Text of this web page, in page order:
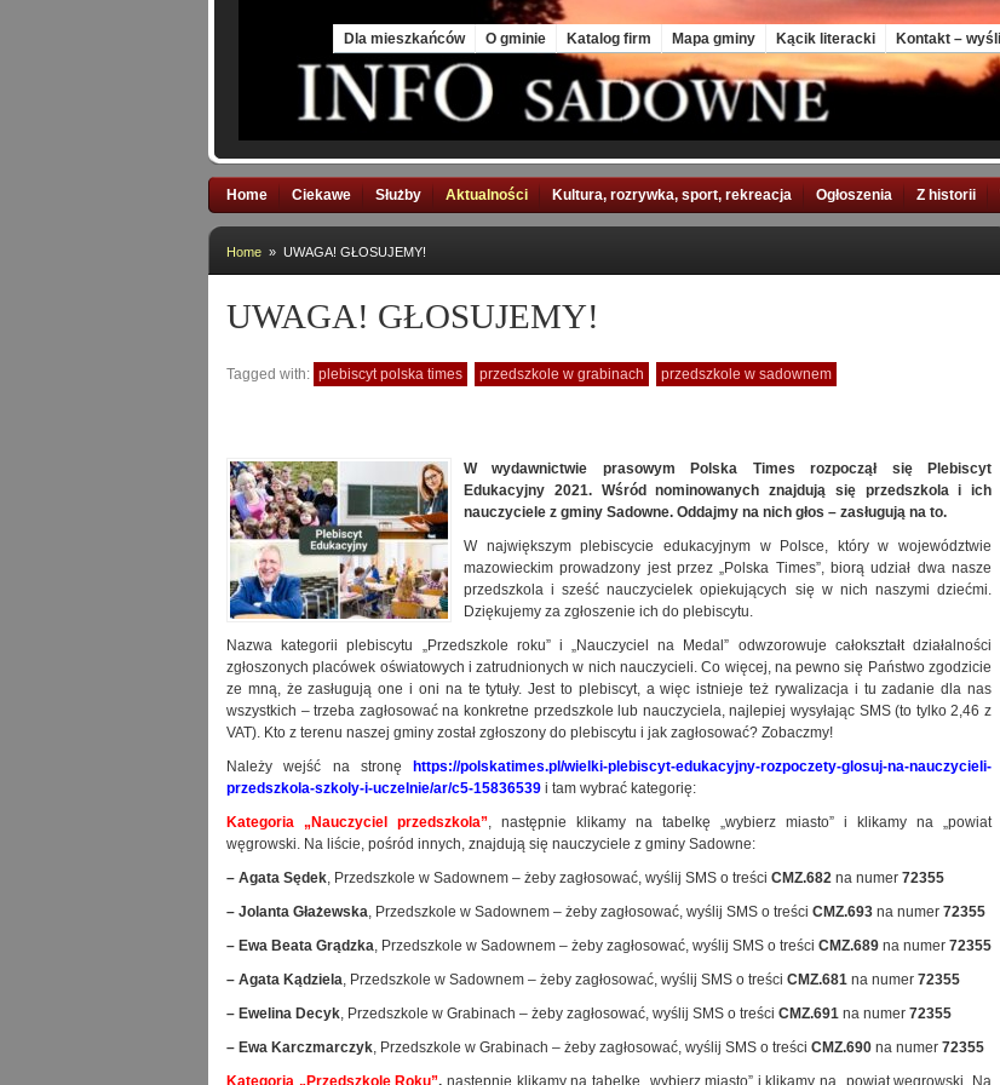
Dla mieszkańców O gminie Katalog firm Mapa gminy Kącik literacki Kontakt –
Home Ciekawe Służby Aktualności Kultura, rozrywka, sport, rekreacja Ogłoszenia Z historii
Home » UWAGA! GŁOSUJEMY!
UWAGA! GŁOSUJEMY!
Tagged with: plebiscyt polska times przedszkole w grabinach przedszkole w sadownem
W wydawnictwie prasowym Polska Times rozpoczął się Plebiscyt
Edukacyjny 2021. Wśród nominowanych znajdują się przedszkola i ich
nauczyciele z gminy Sadowne. Oddajmy na nich głos – zasługują na to.
W największym plebiscycie edukacyjnym w Polsce, który w województwie
mazowieckim prowadzony jest przez „Polska Times”, biorą udział dwa nasze
przedszkola i sześć nauczycielek opiekujących się w nich naszymi dziećmi.
Dziękujemy za zgłoszenie ich do plebiscytu.
Nazwa kategorii plebiscytu „Przedszkole roku” i „Nauczyciel na Medal” odwzorowuje całokształt działalności
zgłoszonych placówek oświatowych i zatrudnionych w nich nauczycieli. Co więcej, na pewno się Państwo zgodzicie
ze mną, że zasługują one i oni na te tytuły. Jest to plebiscyt, a więc istnieje też rywalizacja i tu zadanie dla nas
wszystkich – trzeba zagłosować na konkretne przedszkole lub nauczyciela, najlepiej wysyłając SMS (to tylko 2,46 z
VAT). Kto z terenu naszej gminy został zgłoszony do plebiscytu i jak zagłosować? Zobaczmy!
Należy wejść na stronę
https://polskatimes.pl/wielki-plebiscyt-edukacyjny-rozpoczety-glosuj-na-nauczycieli-
przedszkola-szkoly-i-uczelnie/ar/c5-15836539 i tam wybrać kategorię:
Kategoria „Nauczyciel przedszkola”, następnie klikamy na tabelkę „wybierz miasto” i klikamy na „powiat
węgrowski. Na liście, pośród innych, znajdują się nauczyciele z gminy Sadowne:
– Agata Sędek, Przedszkole w Sadownem – żeby zagłosować, wyślij SMS o treści CMZ.682 na numer 72355
– Jolanta Głażewska, Przedszkole w Sadownem – żeby zagłosować, wyślij SMS o treści CMZ.693 na numer 72355
– Ewa Beata Grądzka, Przedszkole w Sadownem – żeby zagłosować, wyślij SMS o treści CMZ.689 na numer 72355
– Agata Kądziela, Przedszkole w Sadownem – żeby zagłosować, wyślij SMS o treści CMZ.681 na numer 72355
– Ewelina Decyk, Przedszkole w Grabinach – żeby zagłosować, wyślij SMS o treści CMZ.691 na numer 72355
– Ewa Karczmarczyk, Przedszkole w Grabinach – żeby zagłosować, wyślij SMS o treści CMZ.690 na numer 72355
Kategoria „Przedszkole Roku”, następnie klikamy na tabelkę „wybierz miasto” i klikamy na „powiat węgrowski. Na